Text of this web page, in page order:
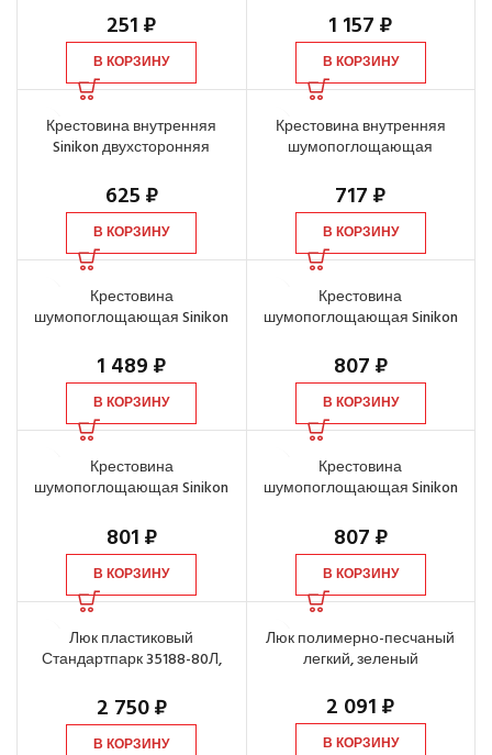
251₽
В КОРЗИНУ
1 157₽
В КОРЗИНУ
Крестовина внутренняя
Sinikon двухсторонняя
625₽
В КОРЗИНУ
Крестовина внутренняя
шумопоглощающая
717₽
В КОРЗИНУ
Крестовина
шумопоглощающая Sinikon
2-х пл.
1 489₽
В КОРЗИНУ
Крестовина
шумопоглощающая Sinikon
807₽
В КОРЗИНУ
Крестовина
шумопоглощающая Sinikon
801₽
В КОРЗИНУ
Крестовина
шумопоглощающая Sinikon
807₽
В КОРЗИНУ
Люк пластиковый
Стандартпарк 35188-80Л,
2 750₽
В КОРЗИНУ
Люк полимерно-песчаный
легкий, зеленый
2 091₽
В КОРЗИНУ